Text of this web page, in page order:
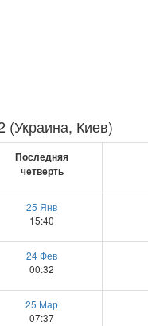
(Украина, Киев)
Последняя
четверть
25 Янв
15:40
24 Фев
00:32
25 Мар
07:37